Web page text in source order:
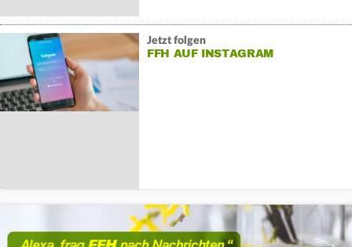
Jetzt folgen
FFH AUF INSTAGRAM